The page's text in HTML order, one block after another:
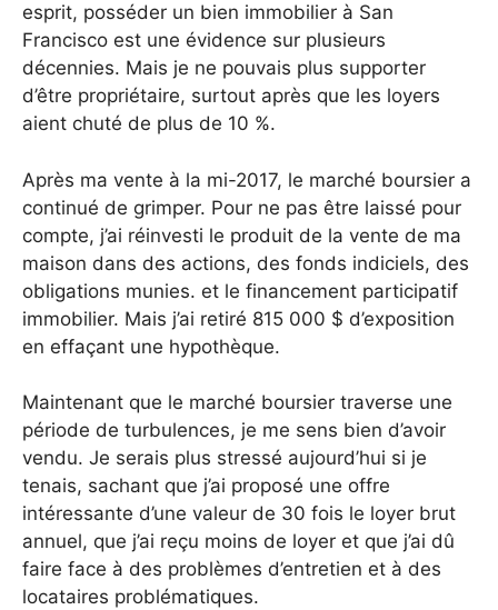
esprit, posséder un bien immobilier à San
Francisco est une évidence sur plusieurs
décennies. Mais je ne pouvais plus supporter
d’être propriétaire, surtout après que les loyers
aient chuté de plus de 10 %.
Après ma vente à la mi-2017, le marché boursier a
continué de grimper. Pour ne pas être laissé pour
compte, j’ai réinvesti le produit de la vente de ma
maison dans des actions, des fonds indiciels, des
obligations munies. et le financement participatif
immobilier. Mais j’ai retiré 815 000 $ d’exposition
en effaçant une hypothèque.
Maintenant que le marché boursier traverse une
période de turbulences, je me sens bien d’avoir
vendu. Je serais plus stressé aujourd’hui si je
tenais, sachant que j’ai proposé une offre
intéressante d’une valeur de 30 fois le loyer brut
annuel, que j’ai reçu moins de loyer et que j’ai dû
faire face à des problèmes d’entretien et à des
locataires problématiques.